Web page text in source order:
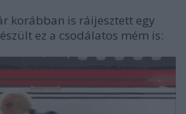
korábban is ráijesztett egy
ez a csodálatos mém is: